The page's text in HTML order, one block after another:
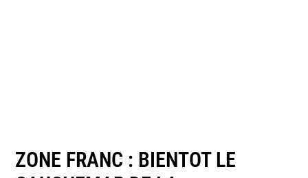
ZONE FRANC : BIENTOT LE